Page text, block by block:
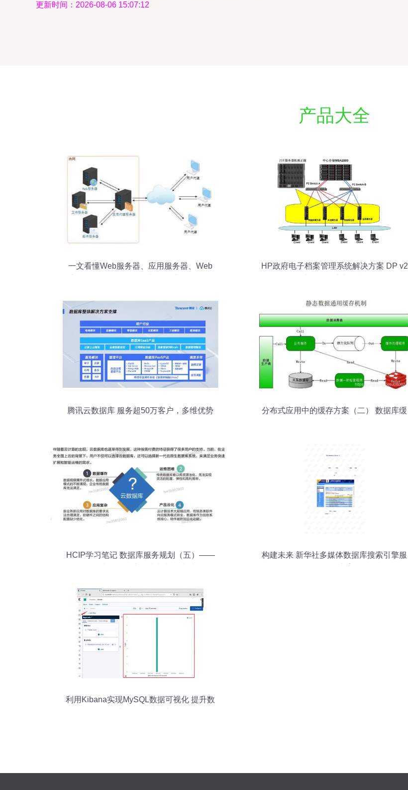
更新时间：2026-08-06 15:07:12
产品大全
一文看懂Web服务器、应用服务器、Web
HP政府电子档案管理系统解决方案 DP v2
腾讯云数据库 服务超50万客户，多维优势
分布式应用中的缓存方案（二） 数据库缓
HCIP学习笔记 数据库服务规划（五）——
构建未来 新华社多媒体数据库搜索引擎服
利用Kibana实现MySQL数据可视化 提升数